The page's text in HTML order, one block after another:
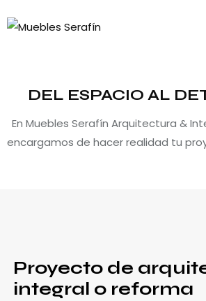
DEL ESPACIO AL
En Muebles Serafín Arquitectura &
encargamos de hacer realidad tu
Proyecto de
integral o reforma